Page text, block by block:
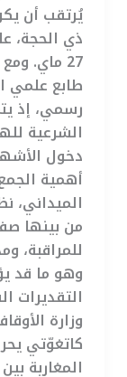
ذي الحجة،
27 ماي.
طابع علمي
رسمي، إذ
الشرعية
دخول
أهمية
الميداني،
من بينها
للمراقبة،
وهو ما قد
التقديرات
وزارة
كاتغوّتي
المغاربة